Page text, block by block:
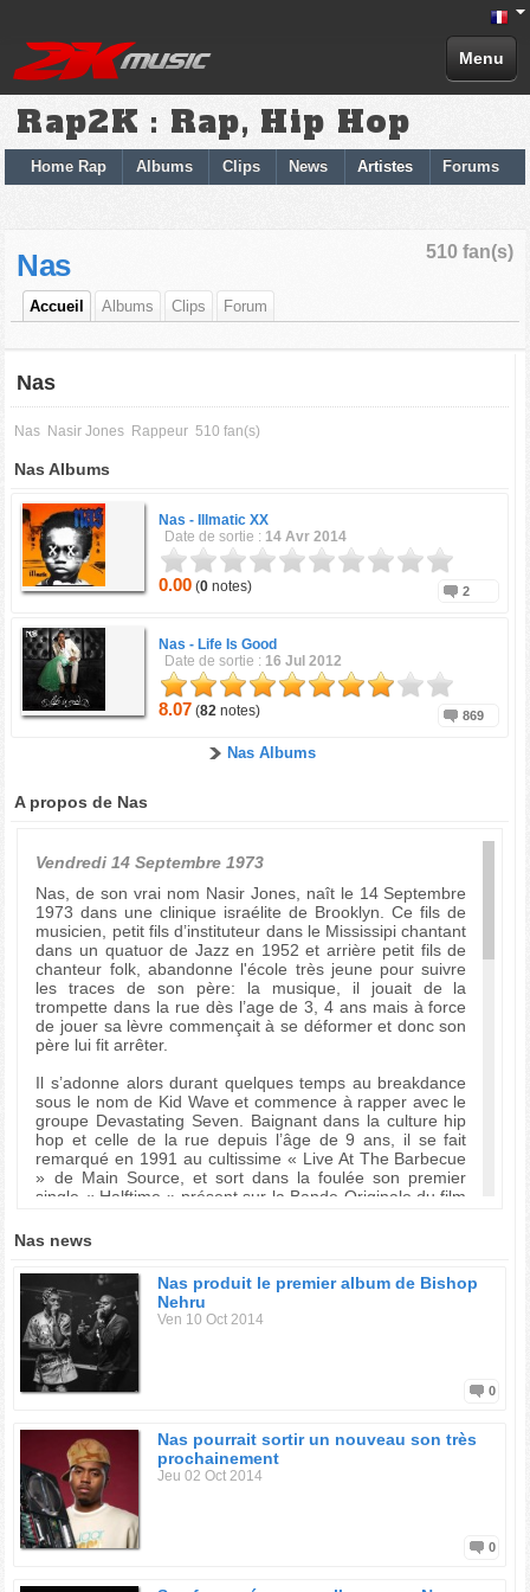
Menu
Rap2K : Rap, Hip Hop
Home Rap Albums Clips News Artistes Forums
510 fan(s)
Nas
Accueil Albums Clips Forum
Nas
Nas Nasir Jones Rappeur 510 fan(s)
Nas Albums
Nas -
Illmatic XX
Date de sortie : 14 Avr 2014
0.00 (0 notes) 2
Nas - Life Is Good
Date de sortie : 16 Jul 2012
8.07 (82 notes) 869
Nas Albums
A propos de Nas
Vendredi 14 Septembre 1973
Nas, de son vrai nom Nasir Jones, naît le 14 Septembre
1973 dans une clinique israélite de Brooklyn. Ce fils de
musicien, petit fils d’instituteur dans le Mississipi chantant
dans un quatuor de Jazz en 1952 et arrière petit fils de
chanteur folk, abandonne l'école très jeune pour suivre
les traces de son père: la musique, il jouait de la
trompette dans la rue dès l’age de 3, 4 ans mais à force
de jouer sa lèvre commençait à se déformer et donc son
père lui fit arrêter.
Il s’adonne alors durant quelques temps au breakdance
sous le nom de Kid Wave et commence à rapper avec le
groupe Devastating Seven. Baignant dans la culture hip
hop et celle de la rue depuis l’âge de 9 ans, il se fait
remarqué en 1991 au cultissime « Live At The Barbecue
» de Main Source, et sort dans la foulée son premier
single « Halftime » présent sur la Bande Originale du film
avec la légende du hip hop new-yorkais de l’époque :
Après avoir signé son premier contrat avec la maison de
disque "Columbia Records", Nas rentre en studio pour y
préparer son premier album solo. Il bénéficie de
productions de producteurs renommés tels que Pete
Rock Dj Premier, Large Professor...
L’attente de l'album du nouveau phénomène New yorkais
connait un véritable succès, en raison de l’engouement,
pour ce jeune artiste, de l'ensemble de la communauté
hip hop de New-yorkaise. Ne tombant pas dans les
clichés du rap gangsta, les rimes de Nas donnent une
vision nouvelle, quasi-cinématographique, des ghettos de
la côte Est, en y ressortant tout l’atmosphère et les
parfums de ces quartiers. A cela s'ajoute une véritable
Nas news
Nas produit le premier album de Bishop
Nehru
Ven 10 Oct 2014
0
Nas pourrait sortir un nouveau son très
prochainement
Jeu 02 Oct 2014
0